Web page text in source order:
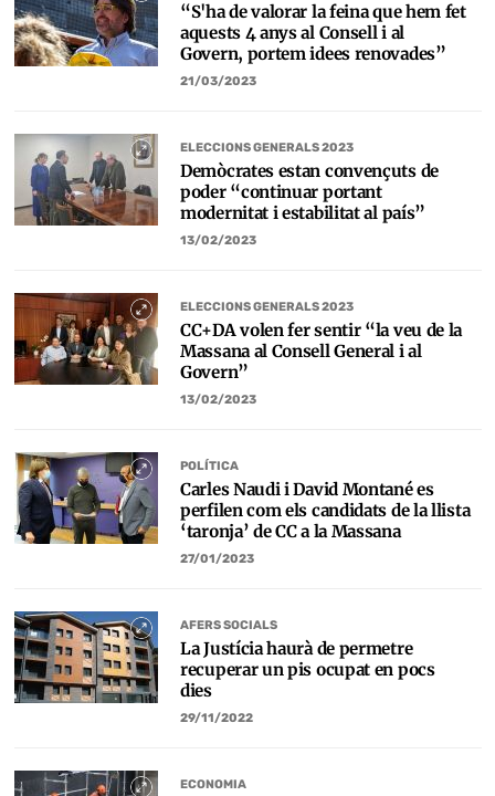
“S'ha de valorar la feina que hem fet
aquests 4 anys al Consell i al
Govern, portem idees renovades”
21/03/2023
ELECCIONS GENERALS 2023
Demòcrates estan convençuts de
poder “continuar portant
modernitat i estabilitat al país”
13/02/2023
ELECCIONS GENERALS 2023
CC+DA volen fer sentir “la veu de la
Massana al Consell General i al
Govern”
13/02/2023
POLÍTICA
Carles Naudi i David Montané es
perfilen com els candidats de la llista
‘taronja’ de CC a la Massana
27/01/2023
AFERS SOCIALS
La Justícia haurà de permetre
recuperar un pis ocupat en pocs
dies
29/11/2022
ECONOMIA